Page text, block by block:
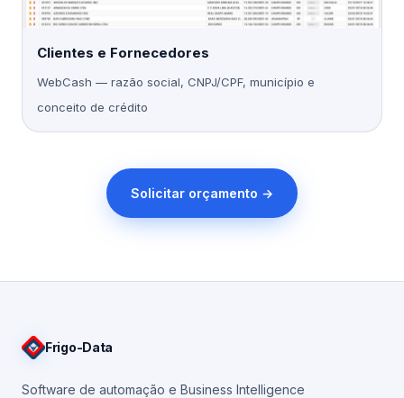
Clientes e Fornecedores
WebCash — razão social, CNPJ/CPF, município e
conceito de crédito
Solicitar orçamento →
Frigo-Data
Software de automação e Business Intelligence